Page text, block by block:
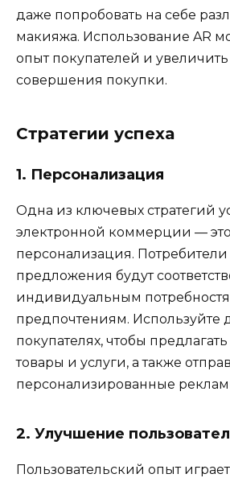
даже попробовать на себе
макияжа. Использование AR
опыт покупателей и увеличить
совершения покупки.
Стратегии успеха
1. Персонализация
Одна из ключевых стратегий
электронной коммерции — это
персонализация.
предложения будут
индивидуальным
предпочтениям. Используйте
покупателях, чтобы
товары и услуги, а также
персонализированные
2. Улучшение
Пользовательский опыт